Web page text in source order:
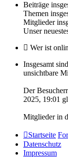
Beiträge
Themen
Mitglieder
Unser
Wer ist
Insgesamt sind
unsichtbare
Der
2025, 19:01
Mitglieder in
Startseite
Datenschutz
Impressum